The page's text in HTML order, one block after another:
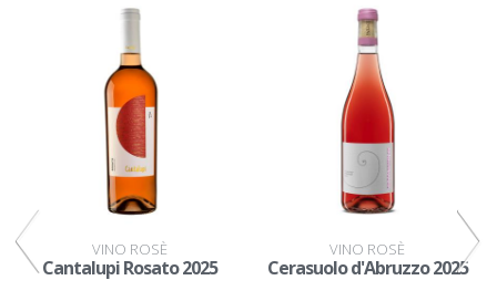
VINO ROSÈ
Cantalupi Rosato 2025
VINO ROSÈ
Cerasuolo d'Abruzzo 2025